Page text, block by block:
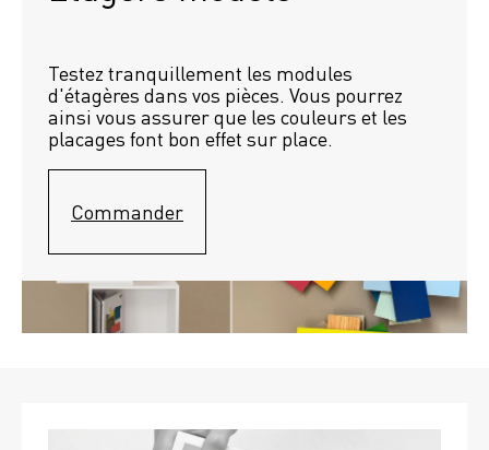
Testez tranquillement les modules
d'étagères dans vos pièces. Vous pourrez
ainsi vous assurer que les couleurs et les
placages font bon effet sur place.
Commander